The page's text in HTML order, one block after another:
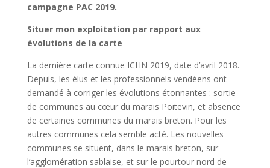
campagne PAC 2019.
Situer mon exploitation par rapport aux
évolutions de la carte
La dernière carte connue ICHN 2019, date d’avril 2018.
Depuis, les élus et les professionnels vendéens ont
demandé à corriger les évolutions étonnantes : sortie
de communes au cœur du marais Poitevin, et absence
de certaines communes du marais breton. Pour les
autres communes cela semble acté. Les nouvelles
communes se situent, dans le marais breton, sur
l’agglomération sablaise, et sur le pourtour nord de